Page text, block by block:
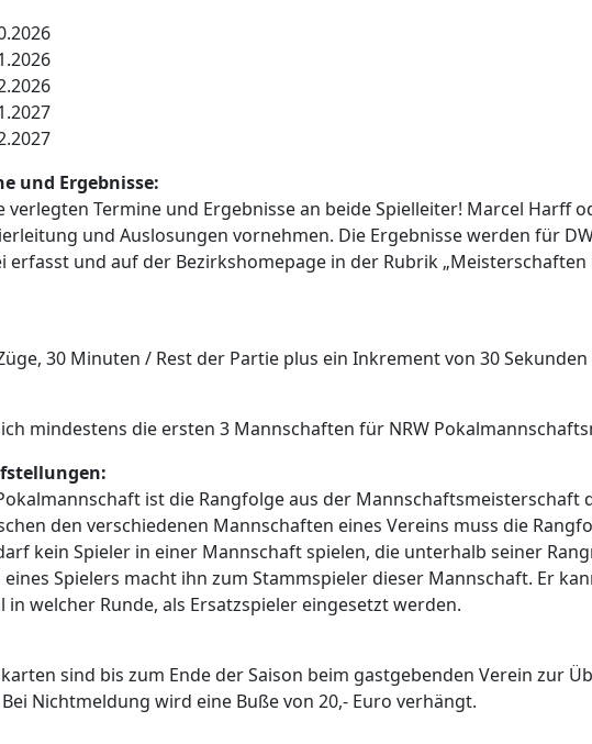
und Ergebnisse:
verlegten Termine und Ergebnisse an beide Spielleiter! Marcel Harff
und Auslosungen vornehmen. Die Ergebnisse werden für
erfasst und auf der Bezirkshomepage in der Rubrik „Meisterschaften
30 Minuten / Rest der Partie plus ein Inkrement von 30 Sekunden
mindestens die ersten 3 Mannschaften für NRW
ist die Rangfolge aus der Mannschaftsmeisterschaft
den verschiedenen Mannschaften eines Vereins muss die
kein Spieler in einer Mannschaft spielen, die unterhalb seiner
eines Spielers macht ihn zum Stammspieler dieser Mannschaft. Er
in welcher Runde, als Ersatzspieler eingesetzt werden.
sind bis zum Ende der Saison beim gastgebenden Verein zur
Nichtmeldung wird eine Buße von 20,- Euro verhängt.